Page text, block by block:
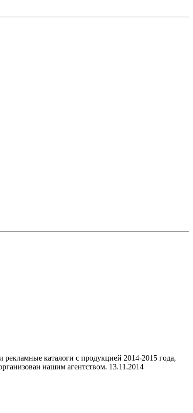
рекламные каталоги с продукцией 2014-2015 года,
нашим агентством. 13.11.2014